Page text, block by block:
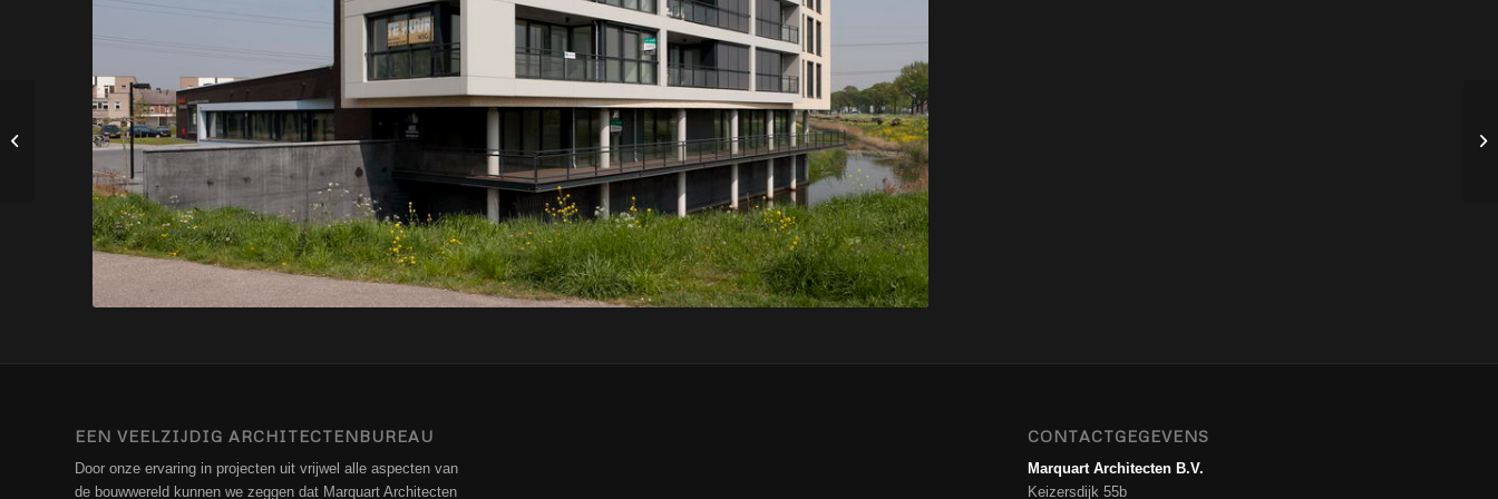
EEN VEELZIJDIG ARCHITECTENBUREAU
Door onze ervaring in projecten uit vrijwel alle aspecten van
de bouwwereld kunnen we zeggen dat Marquart Architecten
CONTACTGEGEVENS
Marquart Architecten B.V.
Keizersdijk 55b
Klerx Schoenen